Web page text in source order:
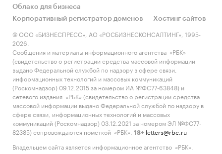
Облако для бизнеса
Корпоративный регистратор доменов
Хостинг сайтов
© ООО «БИЗНЕСПРЕСС», АО «РОСБИЗНЕСКОНСАЛТИНГ», 1995-
2026.
Сообщения и материалы информационного агентства «РБК»
(свидетельство о регистрации средства массовой информации
выдано Федеральной службой по надзору в сфере связи,
информационных технологий и массовых коммуникаций
(Роскомнадзор) 09.12.2015 за номером ИА №ФС77-63848) и
сетевого издания «РБК» (свидетельство о регистрации средства
массовой информации выдано Федеральной службой по надзору в
сфере связи, информационных технологий и массовых
коммуникаций (Роскомнадзор) 03.12.2021 за номером ЭЛ №ФС77-
82385) сопровождаются пометкой «РБК».
18+ letters@rbc.ru
Владельцем сайта является информационное агентство «РБК».